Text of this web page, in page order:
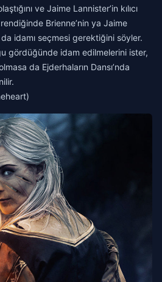
ve Jaime Lannister’in kılıcı
Brienne’nin ya Jaime
idamı seçmesi gerektiğini söyler.
gördüğünde idam edilmelerini ister,
da Ejderhaların Dansı’nda